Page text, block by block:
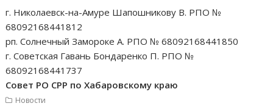
г. Николаевск-на-Амуре Шапошникову В. РПО №
68092168441812
рп. Солнечный Замороке А. РПО № 68092168441850
г. Советская Гавань Бондаренко П. РПО №
68092168441737
Совет РО СРР по Хабаровскому краю
Новости